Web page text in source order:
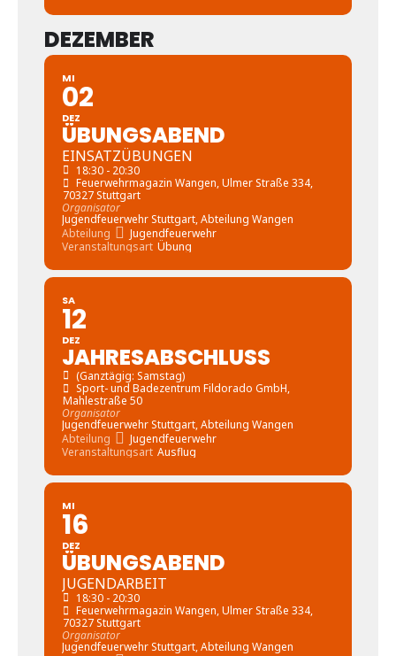
DEZEMBER
MI
02
DEZ
ÜBUNGSABEND
EINSATZÜBUNGEN
18:30 - 20:30
Feuerwehrmagazin Wangen, Ulmer Straße 334,
70327 Stuttgart
Organisator
Jugendfeuerwehr Stuttgart, Abteilung Wangen
Abteilung
Jugendfeuerwehr
Veranstaltungsart Übung
SA
12
DEZ
JAHRESABSCHLUSS
(Ganztägig: Samstag)
Sport- und Badezentrum Fildorado GmbH,
Mahlestraße 50
Organisator
Jugendfeuerwehr Stuttgart, Abteilung Wangen
Abteilung
Jugendfeuerwehr
Veranstaltungsart Ausflug
MI
16
DEZ
ÜBUNGSABEND
JUGENDARBEIT
18:30 - 20:30
Feuerwehrmagazin Wangen, Ulmer Straße 334,
70327 Stuttgart
Organisator
Jugendfeuerwehr Stuttgart, Abteilung Wangen